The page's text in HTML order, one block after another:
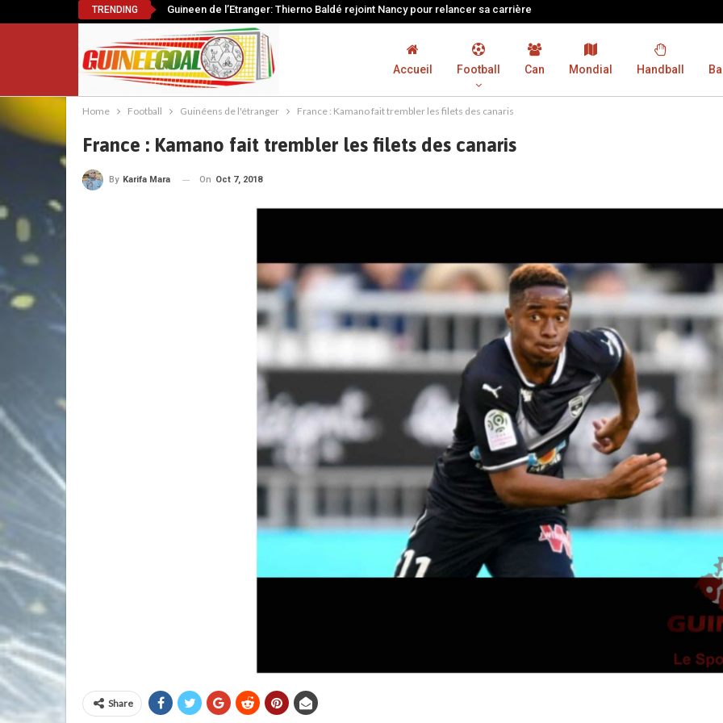
TRENDING Guineen de l’Etranger: Thierno Baldé rejoint Nancy pour relancer sa carrière
Accueil Football Can Mondial Handball
Home Football Guinéens de l'étranger France : Kamano fait trembler les filets des canaris
France : Kamano fait trembler les filets des canaris
By Karifa Mara On Oct 7, 2018
Share